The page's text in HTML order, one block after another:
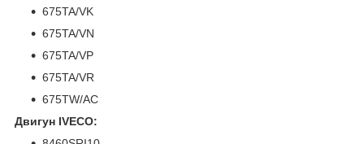
675TA/VK
675TA/VN
675TA/VP
675TA/VR
675TW/AC
Двигун IVECO: